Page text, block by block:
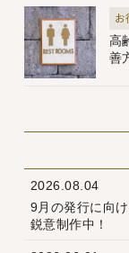
お
高
善
2026.08.04
9月の発行に向
鋭意制作中！